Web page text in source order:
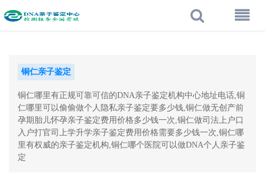
铜仁亲子鉴定
铜仁哪里有正规可靠可信的DNA亲子鉴定机构中心地址电话,铜
仁哪里可以偷偷做个人隐私亲子鉴定要多少钱,铜仁做无创产前
孕期胎儿怀孕亲子鉴定费用价格多少钱一次,铜仁做司法上户口
入户打官司上学升学亲子鉴定费用价格需要多少钱一次,铜仁哪
里有权威的亲子鉴定机构,铜仁哪个医院可以做DNA个人亲子鉴
定